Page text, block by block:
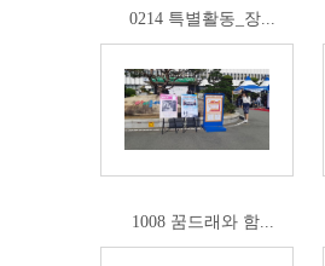
0214 특별활동_장...
1008 꿈드래와 함...